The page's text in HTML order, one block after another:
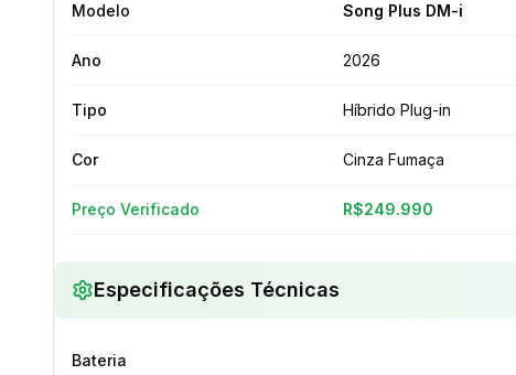
Modelo Song Plus DM-i
Ano 2026
Tipo Híbrido Plug-in
Cor Cinza Fumaça
Preço Verificado R$249.990
Especificações Técnicas
Bateria